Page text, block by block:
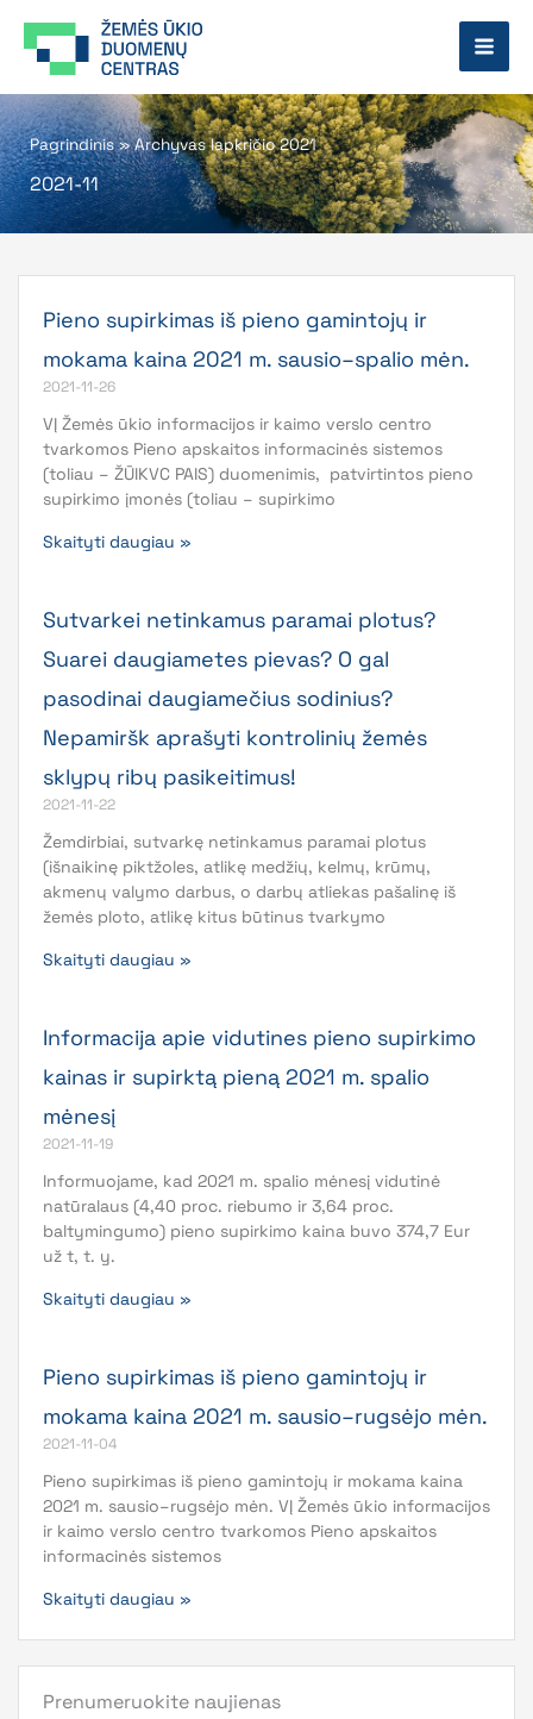
prie
Pagrindinis»Archyvas lapkričio 2021
2021-11
Pieno supirkimas iš pieno gamintojų ir
mokama kaina 2021 m. sausio–spalio mėn.
2021-11-26
VĮ Žemės ūkio informacijos ir kaimo verslo centro
tvarkomos Pieno apskaitos informacinės sistemos
(toliau – ŽŪIKVC PAIS) duomenimis, patvirtintos pieno
supirkimo įmonės (toliau – supirkimo
Skaityti daugiau »
Sutvarkei netinkamus paramai plotus?
Suarei daugiametes pievas? O gal
pasodinai daugiamečius sodinius?
Nepamiršk aprašyti kontrolinių žemės
sklypų ribų pasikeitimus!
2021-11-22
Žemdirbiai, sutvarkę netinkamus paramai plotus
(išnaikinę piktžoles, atlikę medžių, kelmų, krūmų,
akmenų valymo darbus, o darbų atliekas pašalinę iš
žemės ploto, atlikę kitus būtinus tvarkymo
Skaityti daugiau »
Informacija apie vidutines pieno supirkimo
kainas ir supirktą pieną 2021 m. spalio
mėnesį
2021-11-19
Informuojame, kad 2021 m. spalio mėnesį vidutinė
natūralaus (4,40 proc. riebumo ir 3,64 proc.
baltymingumo) pieno supirkimo kaina buvo 374,7 Eur
už t, t. y.
Skaityti daugiau »
Pieno supirkimas iš pieno gamintojų ir
mokama kaina 2021 m. sausio–rugsėjo mėn.
2021-11-04
Pieno supirkimas iš pieno gamintojų ir mokama kaina
2021 m. sausio–rugsėjo mėn. VĮ Žemės ūkio informacijos
ir kaimo verslo centro tvarkomos Pieno apskaitos
informacinės sistemos
Skaityti daugiau »
Prenumeruokite naujienas